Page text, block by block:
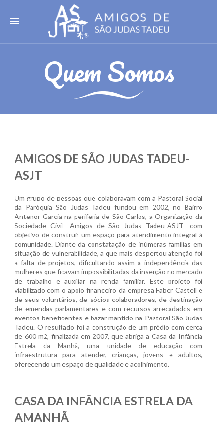
Quem Somos
AMIGOS DE SÃO JUDAS TADEU-
ASJT
Um grupo de pessoas que colaboravam com a Pastoral Social
da Paróquia São Judas Tadeu fundou em 2002, no Bairro
Antenor Garcia na periferia de São Carlos, a Organização da
Sociedade Civil- Amigos de São Judas Tadeu-ASJT- com
objetivo de construir um espaço para atendimento integral à
comunidade. Diante da constatação de inúmeras famílias em
situação de vulnerabilidade, a que mais despertou atenção foi
a falta de projetos, dificultando assim a independência das
mulheres que ficavam impossibilitadas da inserção no mercado
de trabalho e auxiliar na renda familiar. Este projeto foi
viabilizado com o apoio financeiro da empresa Faber Castell e
de seus voluntários, de sócios colaboradores, de destinação
de emendas parlamentares e com recursos arrecadados em
eventos beneficentes e bazar mantido na Pastoral São Judas
Tadeu. O resultado foi a construção de um prédio com cerca
de 600 m2, finalizada em 2007, que abriga a Casa da Infância
Estrela da Manhã, uma unidade de educação com
infraestrutura para atender, crianças, jovens e adultos,
oferecendo um espaço de qualidade e acolhimento.
CASA DA INFÂNCIA ESTRELA DA
AMANHÃ